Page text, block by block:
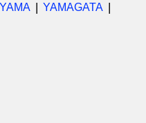
YAMAGATA